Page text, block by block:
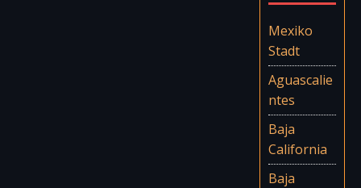
Mexiko
Stadt
Aguascalie
ntes
Baja
California
Baja